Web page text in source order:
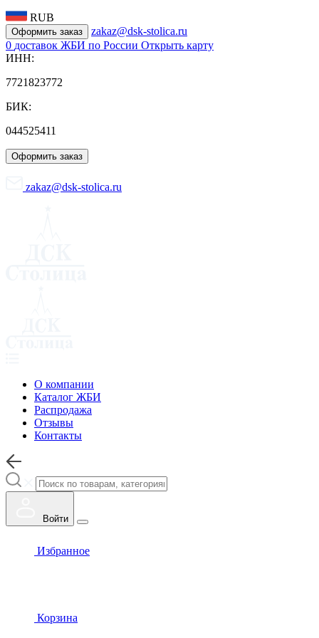
RUB
Оформить заказ
zakaz@dsk-stolica.ru
0 доставок ЖБИ по России Открыть карту
ИНН:
7721823772
БИК:
044525411
Оформить заказ
zakaz@dsk-stolica.ru
О компании
Каталог ЖБИ
Распродажа
Отзывы
Контакты
Войти
Избранное
Корзина